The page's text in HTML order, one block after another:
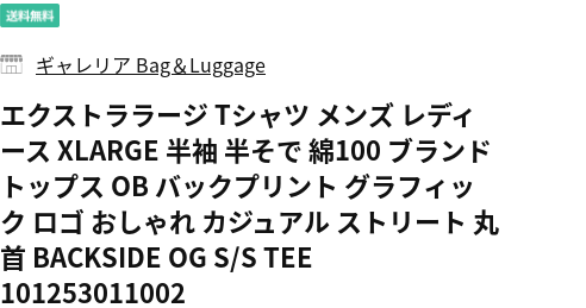
ギャレリア Bag＆Luggage
エクストララージ Tシャツ メンズ レディ
ース XLARGE 半袖 半そで 綿100 ブランド
トップス OB バックプリント グラフィッ
ク ロゴ おしゃれ カジュアル ストリート 丸
首 BACKSIDE OG S/S TEE
101253011002